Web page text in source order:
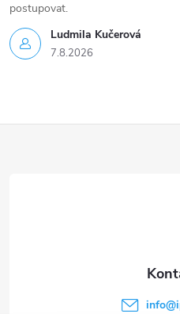
Ludmila Kučerová
7.8.2026
postupovat.
info@